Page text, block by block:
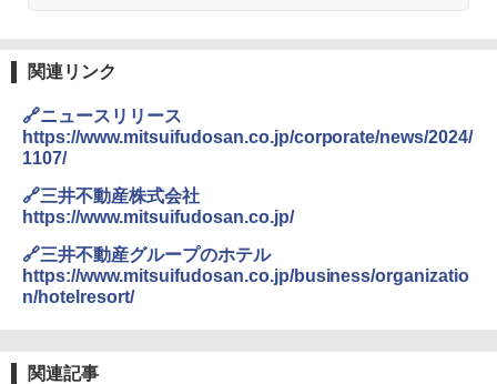
関連リンク
🔗ニュースリリース
https://www.mitsuifudosan.co.jp/corporate/news/2024/
1107/
🔗三井不動産株式会社
https://www.mitsuifudosan.co.jp/
🔗三井不動産グループのホテル
https://www.mitsuifudosan.co.jp/business/organizatio
n/hotelresort/
関連記事